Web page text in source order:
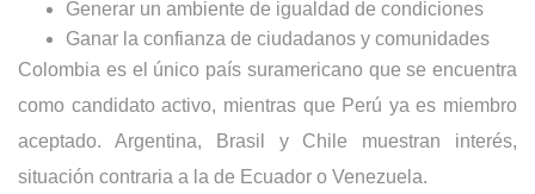
Generar un ambiente de igualdad de condiciones
Ganar la confianza de ciudadanos y comunidades
Colombia es el único país suramericano que se encuentra
como candidato activo, mientras que Perú ya es miembro
aceptado. Argentina, Brasil y Chile muestran interés,
situación contraria a la de Ecuador o Venezuela.